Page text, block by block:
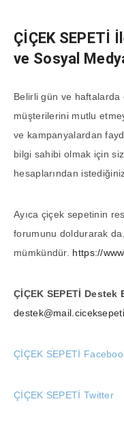
ÇİÇEK SEPETİ
ve Sosyal
Belirli gün ve
müşterilerini mutlu
ve kampanyalardan
bilgi sahibi olmak için
hesaplarından
Ayıca çiçek sepetinin
forumunu doldurarak
mümkündür. https://
ÇİÇEK SEPETİ Destek
ÇİÇEK SEPETİ
ÇİÇEK SEPETİ Twitter